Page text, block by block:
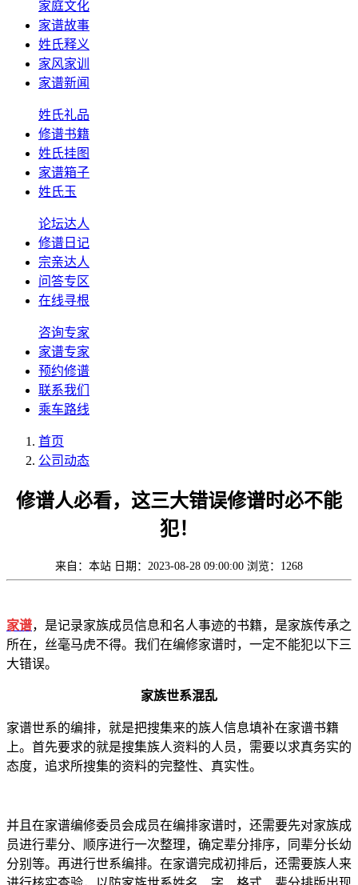
家庭文化
家谱故事
姓氏释义
家风家训
家谱新闻
姓氏礼品
修谱书籍
姓氏挂图
家谱箱子
姓氏玉
论坛达人
修谱日记
宗亲达人
问答专区
在线寻根
咨询专家
家谱专家
预约修谱
联系我们
乘车路线
首页
公司动态
修谱人必看，这三大错误修谱时必不能
犯！
来自：本站 日期：2023-08-28 09:00:00 浏览：1268
家谱，是记录家族成员信息和名人事迹的书籍，是家族传承之
所在，丝毫马虎不得。我们在编修家谱时，一定不能犯以下三
大错误。
家族世系混乱
家谱世系的编排，就是把搜集来的族人信息填补在家谱书籍
上。首先要求的就是搜集族人资料的人员，需要以求真务实的
态度，追求所搜集的资料的完整性、真实性。
并且在家谱编修委员会成员在编排家谱时，还需要先对家族成
员进行辈分、顺序进行一次整理，确定辈分排序，同辈分长幼
分别等。再进行世系编排。在家谱完成初排后，还需要族人来